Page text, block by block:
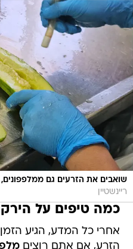
שואבים את הזרעים גם ממלפפונים,
ריינשטיין
כמה טיפים על
אחרי כל המדע, הגיע
הזרע, אם אתם רוצים